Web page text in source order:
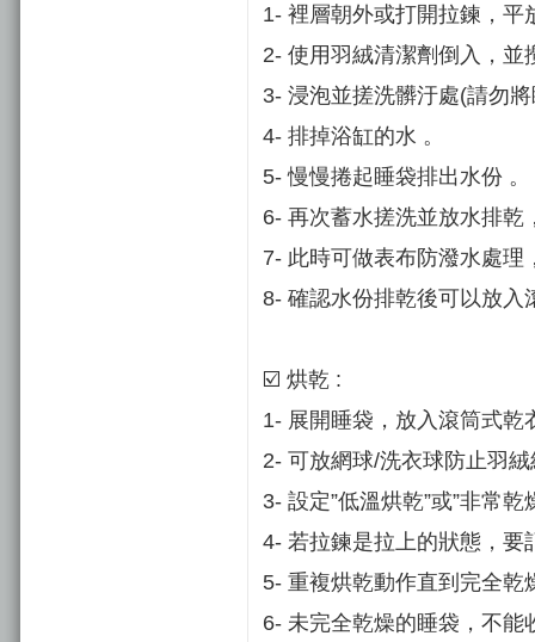
1- 裡層朝外或打開拉鍊，
2- 使用羽絨清潔劑倒入，
3- 浸泡並搓洗髒汙處(請勿
4- 排掉浴缸的水 。
5- 慢慢捲起睡袋排出水份 。
6- 再次蓄水搓洗並放水排乾
7- 此時可做表布防潑水處理
8- 確認水份排乾後可以放入
☑️ 烘乾 :
1- 展開睡袋，放入滾筒式乾
2- 可放網球/洗衣球防止羽
3- 設定”低溫烘乾”或”非常乾
4- 若拉鍊是拉上的狀態，要
5- 重複烘乾動作直到完全
6- 未完全乾燥的睡袋，不